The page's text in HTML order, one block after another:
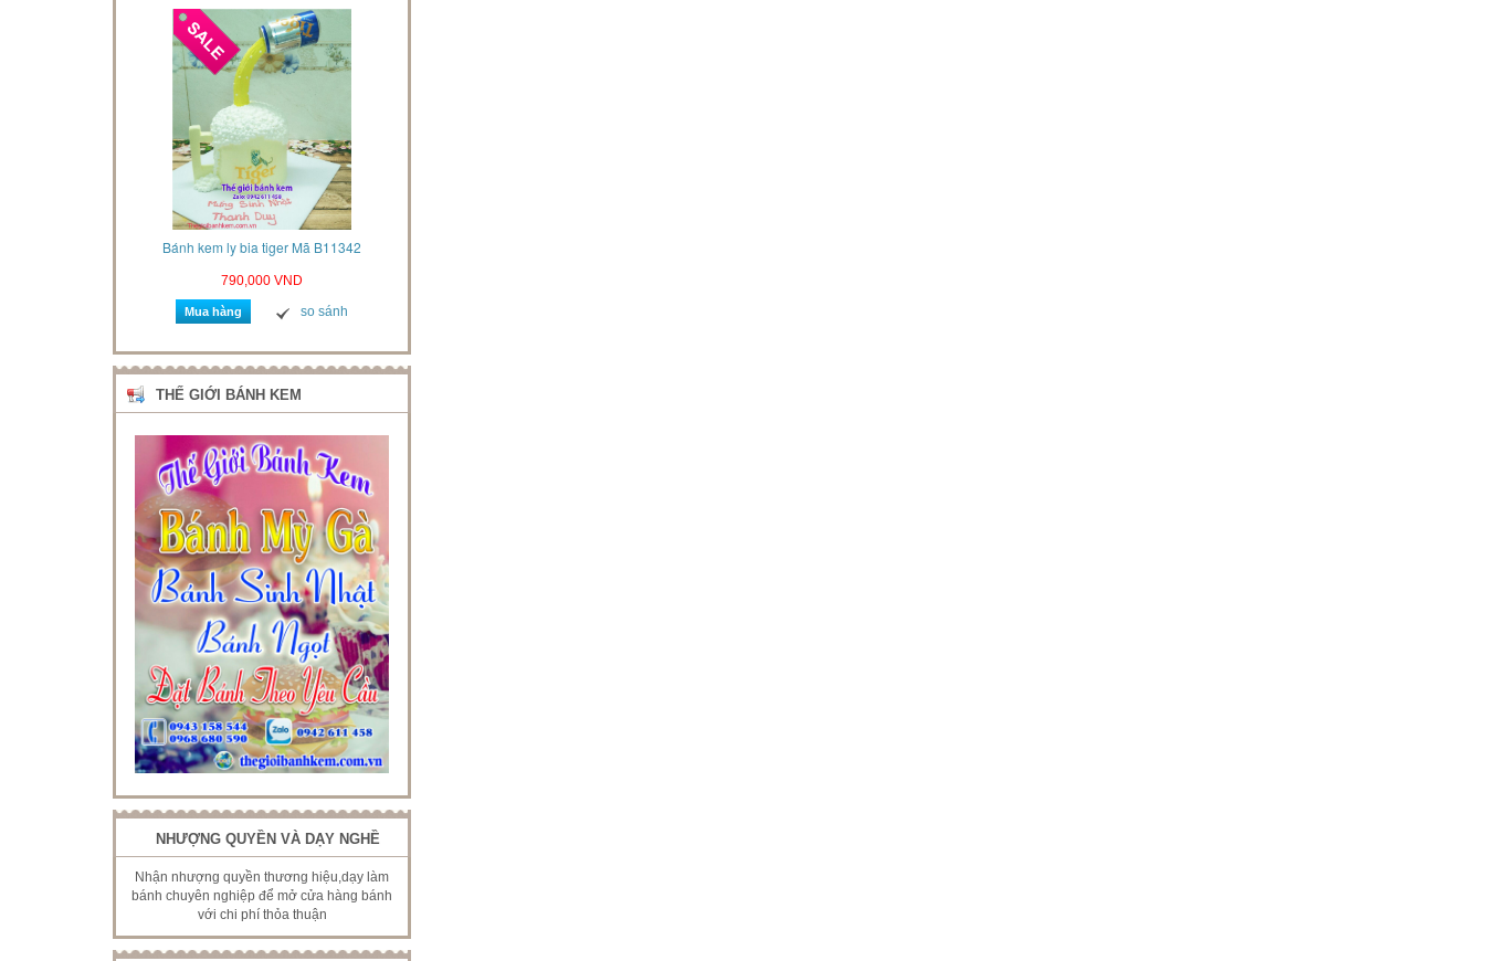
Bánh kem ly bia tiger Mã B11342
790,000 VND
Mua hàng so sánh
THẾ GIỚI BÁNH KEM
NHƯỢNG QUYỀN VÀ DẠY NGHỀ
Nhận nhượng quyền thương hiệu,dạy làm
bánh chuyên nghiệp để mở cửa hàng bánh
với chi phí thỏa thuận